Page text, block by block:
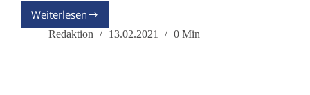
Weiterlesen
Dr.
Andreas
Redaktion 13.02.2021 0 Min